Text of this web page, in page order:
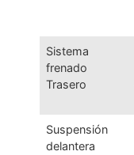
Sistema
frenado
Trasero
Suspensión
delantera